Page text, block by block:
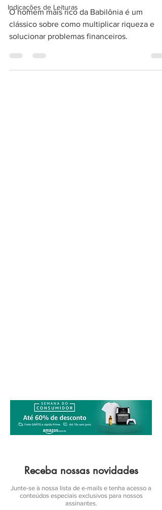
Indicações de Leituras
O homem mais rico da Babilônia é um
clássico sobre como multiplicar riqueza e
solucionar problemas financeiros.
Receba nossas novidades
Junte-se à nossa lista de e-mails e tenha acesso a
conteúdos especiais exclusivos para nossos
assinantes.